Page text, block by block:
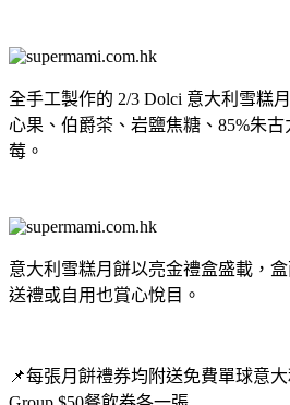
全手工製作的 2/3 Dolci 意大利雪糕
心果、伯爵茶、岩鹽焦糖、85%朱
莓。
意大利雪糕月餅以亮金禮盒盛載，
送禮或自用也賞心悅目。
📌每張月餅禮券均附送免費單球意